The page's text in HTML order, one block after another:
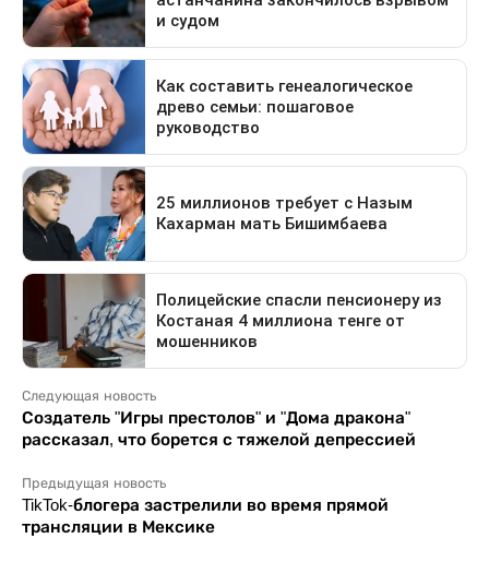
Следующая новость
Создатель "Игры престолов" и "Дома дракона"
рассказал, что борется с тяжелой депрессией
Предыдущая новость
TikTok-блогера застрелили во время прямой
трансляции в Мексике